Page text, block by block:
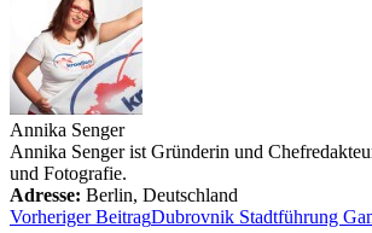
Annika Senger
Annika Senger ist Gründerin und
und Fotografie.
Adresse: Berlin, Deutschland
Vorheriger BeitragDubrovnik Stadtführung